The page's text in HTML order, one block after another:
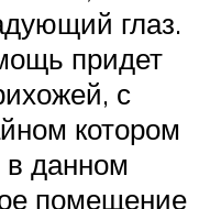
глаз.
придет
с
котором
в данном
помещение